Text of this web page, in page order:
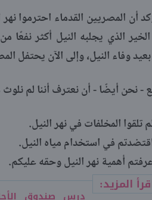
أن المصريين القدماء احترموا
الذي يجلبه النيل أكثر
وإلى الآن يحتفل المصريون يوم ١٥ أغسطس من
- نحن أيضًا - أن نعترف أننا لم نلوث
تلقوا المخلفات في نهر النيل.
في استخدام مياه النيل.
أهمية نهر النيل وحقه عليكم.
المزيد:
درس صندوق